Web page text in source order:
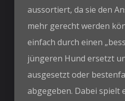
aussortiert, da sie den
mehr gerecht werden
einfach durch einen
jüngeren Hund ersetzt
ausgesetzt oder
abgegeben. Dabei spielt